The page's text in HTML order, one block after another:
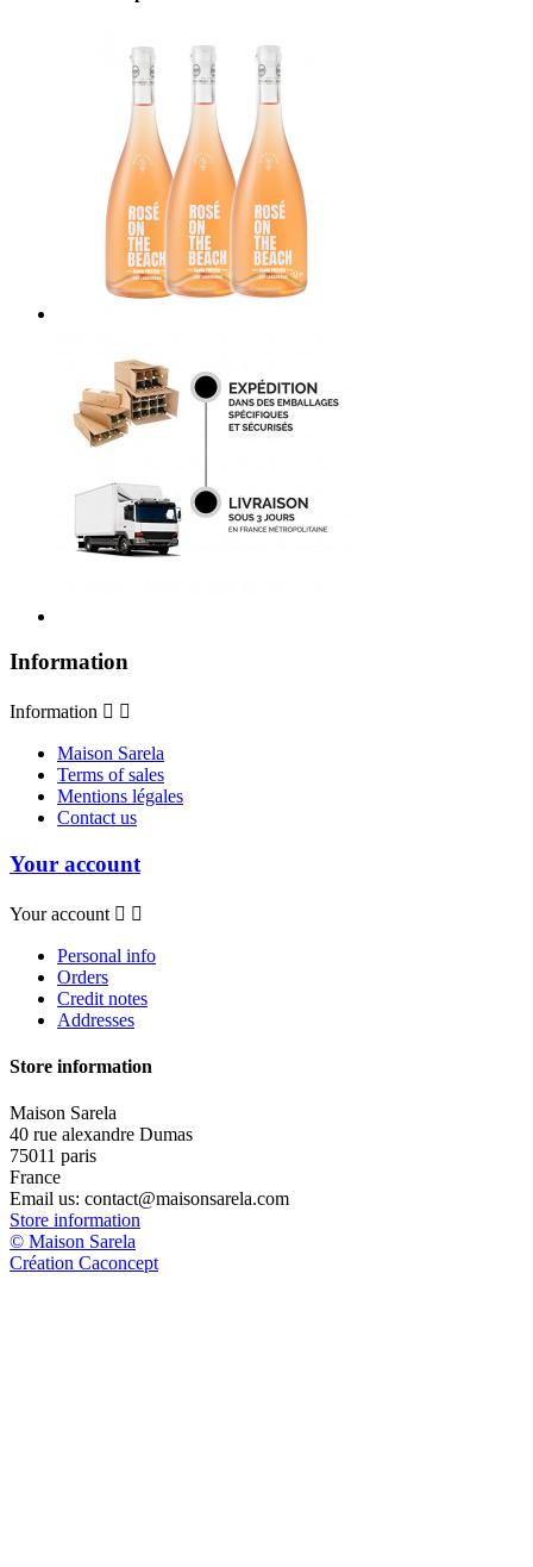
Information
Information  
Maison Sarela
Terms of sales
Mentions légales
Contact us
Your account
Your account  
Personal info
Orders
Credit notes
Addresses
Store information
Maison Sarela
40 rue alexandre Dumas
75011 paris
France
Email us: contact@maisonsarela.com
Store information
© Maison Sarela
Création Caconcept